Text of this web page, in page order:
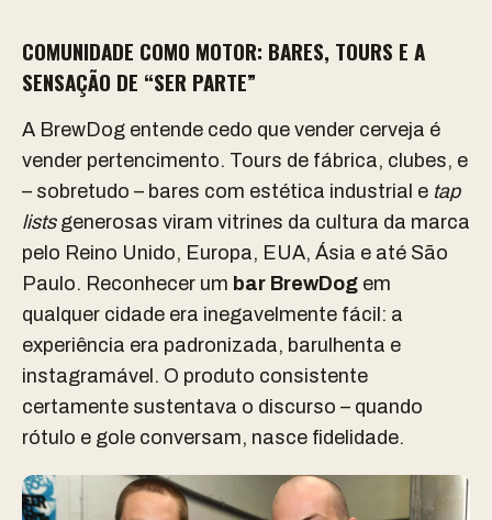
COMUNIDADE COMO MOTOR: BARES, TOURS E A
SENSAÇÃO DE “SER PARTE”
A BrewDog entende cedo que vender cerveja é
vender pertencimento. Tours de fábrica, clubes, e
– sobretudo – bares com estética industrial e tap
listsgenerosas viram vitrines da cultura da marca
pelo Reino Unido, Europa, EUA, Ásia e até São
Paulo. Reconhecer um bar BrewDog em
qualquer cidade era inegavelmente fácil: a
experiência era padronizada, barulhenta e
instagramável. O produto consistente
certamente sustentava o discurso – quando
rótulo e gole conversam, nasce fidelidade.